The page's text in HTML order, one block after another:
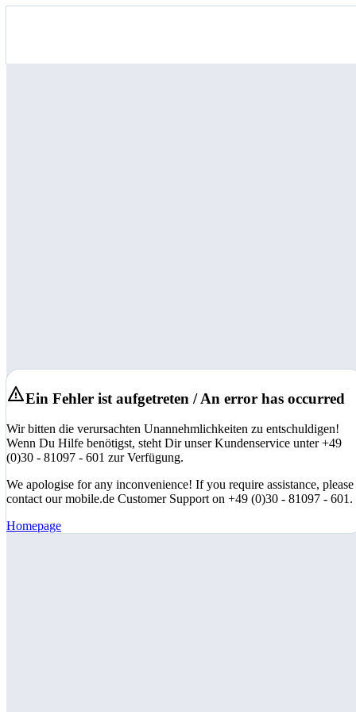
Ein Fehler ist aufgetreten / An error has occurred
Wir bitten die verursachten Unannehmlichkeiten zu entschuldigen!
Wenn Du Hilfe benötigst, steht Dir unser Kundenservice unter +49
(0)30 - 81097 - 601 zur Verfügung.
We apologise for any inconvenience! If you require assistance, please
contact our mobile.de Customer Support on +49 (0)30 - 81097 - 601.
Homepage